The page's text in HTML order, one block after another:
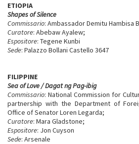
ETIOPIA
Shapes of Silence
Commissario: Ambassador Demitu Hambisa
Curatore: Abebaw Ayalew;
Espositore: Tegene Kunbi
Sede: Palazzo Bollani Castello 3647
FILIPPINE
Sea of Love / Dagat ng Pag-ibig
Commissario: National Commission for
partnership with the Department of
Office of Senator Loren Legarda;
Curatore: Mara Gladstone;
Espositore: Jon Cuyson
Sede: Arsenale